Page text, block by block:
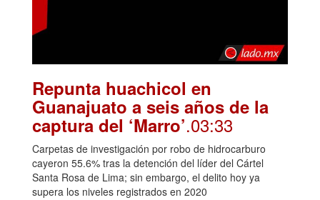
Repunta huachicol en
Guanajuato a seis años de la
captura del ‘Marro’.03:33
Carpetas de investigación por robo de hidrocarburo
cayeron 55.6% tras la detención del líder del Cártel
Santa Rosa de Lima; sin embargo, el delito hoy ya
supera los niveles registrados en 2020